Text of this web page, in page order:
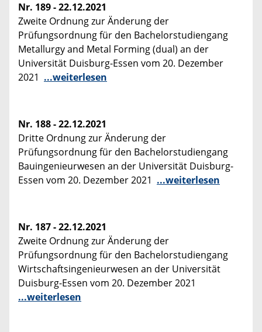
Nr. 189 - 22.12.2021
Zweite Ordnung zur Änderung der
Prüfungsordnung für den Bachelorstudiengang
Metallurgy and Metal Forming (dual) an der
Universität Duisburg-Essen vom 20. Dezember
2021 ...weiterlesen
Nr. 188 - 22.12.2021
Dritte Ordnung zur Änderung der
Prüfungsordnung für den Bachelorstudiengang
Bauingenieurwesen an der Universität Duisburg-
Essen vom 20. Dezember 2021 ...weiterlesen
Nr. 187 - 22.12.2021
Zweite Ordnung zur Änderung der
Prüfungsordnung für den Bachelorstudiengang
Wirtschaftsingenieurwesen an der Universität
Duisburg-Essen vom 20. Dezember 2021
...weiterlesen